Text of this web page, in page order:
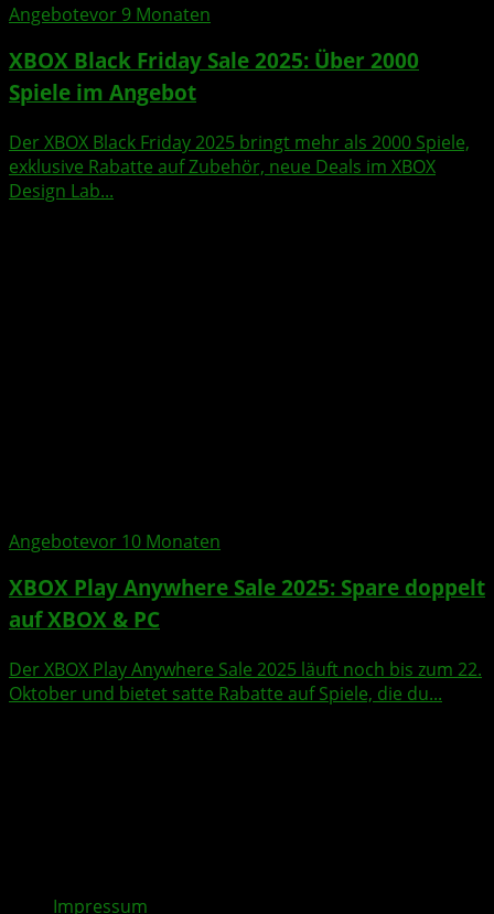
Angebotevor 9 Monaten
XBOX Black Friday Sale 2025: Über 2000
Spiele im Angebot
Der XBOX Black Friday 2025 bringt mehr als 2000 Spiele,
exklusive Rabatte auf Zubehör, neue Deals im XBOX
Design Lab...
Angebotevor 10 Monaten
XBOX Play Anywhere Sale 2025: Spare doppelt
auf XBOX & PC
Der XBOX Play Anywhere Sale 2025 läuft noch bis zum 22.
Oktober und bietet satte Rabatte auf Spiele, die du...
Impressum